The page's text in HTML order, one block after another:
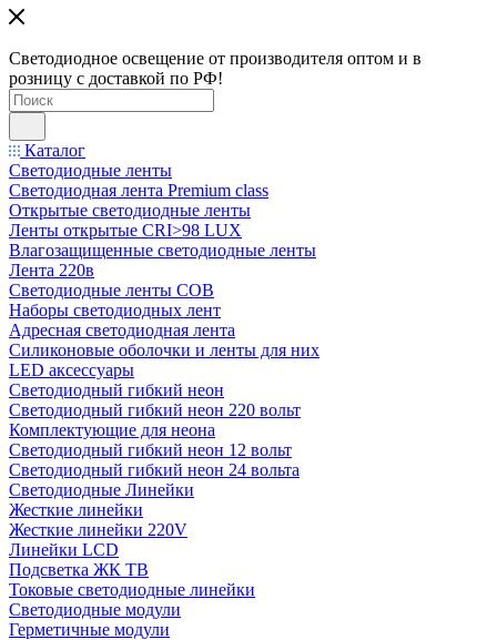
Светодиодное освещение от производителя оптом и в
розницу с доставкой по РФ!
Каталог
Светодиодные ленты
Светодиодная лента Premium class
Открытые светодиодные ленты
Ленты открытые CRI>98 LUX
Влагозащищенные светодиодные ленты
Лента 220в
Светодиодные ленты COB
Наборы светодиодных лент
Адресная светодиодная лента
Силиконовые оболочки и ленты для них
LED аксессуары
Светодиодный гибкий неон
Светодиодный гибкий неон 220 вольт
Комплектующие для неона
Светодиодный гибкий неон 12 вольт
Светодиодный гибкий неон 24 вольта
Светодиодные Линейки
Жесткие линейки
Жесткие линейки 220V
Линейки LCD
Подсветка ЖК ТВ
Токовые светодиодные линейки
Светодиодные модули
Герметичные модули